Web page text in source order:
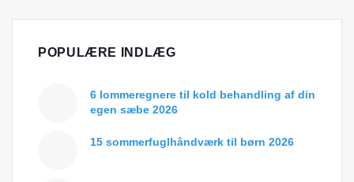
POPULÆRE INDLÆG
6 lommeregnere til kold behandling af din
egen sæbe 2026
15 sommerfuglhåndværk til børn 2026